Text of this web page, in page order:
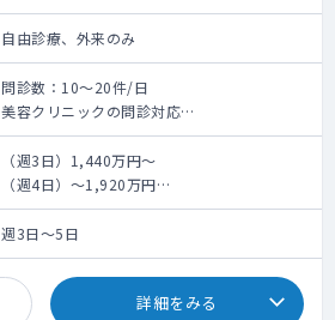
自由診療、外来のみ
問診数：10～20件/日
美容クリニックの問診対応
・脂肪溶解注射
・陰茎注射
（週3日）1,440万円～
（週4日）～1,920万円
（週5日）～2,400万円
週3日～5日
詳細をみる